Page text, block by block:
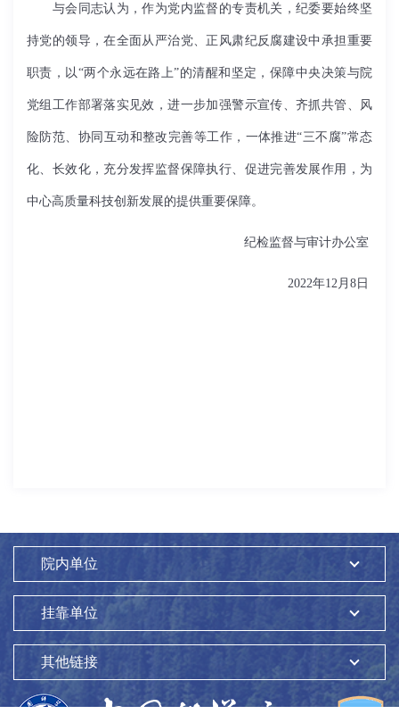
与会同志认为，作为党内监督的专责机关，纪委要始终坚
持党的领导，在全面从严治党、正风肃纪反腐建设中承担重要
职责，以“两个永远在路上”的清醒和坚定，保障中央决策与院
党组工作部署落实见效，进一步加强警示宣传、齐抓共管、风
险防范、协同互动和整改完善等工作，一体推进“三不腐”常态
化、长效化，充分发挥监督保障执行、促进完善发展作用，为
中心高质量科技创新发展的提供重要保障。
纪检监督与审计办公室
2022年12 月 8日
院内单位
挂靠单位
其他链接